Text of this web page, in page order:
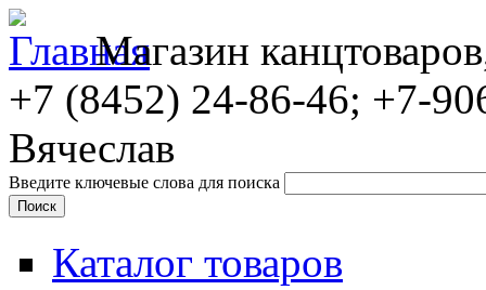
Магазин
+7 (8452) 24-86-46; +7-
Вячеслав
Введите ключевые слова для поиска
Каталог товаров